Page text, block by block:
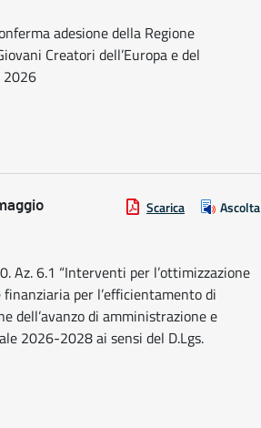
adesione della Regione
Creatori dell’Europa e del
2026
Scarica Ascolta
Az. 6.1 “Interventi per l’ottimizzazione
per l’efficientamento di
dell’avanzo di amministrazione e
2026-2028 ai sensi del D.Lgs.